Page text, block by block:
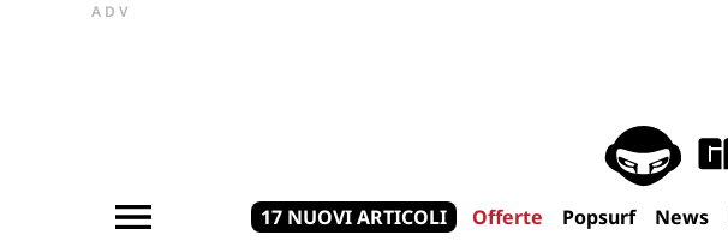
ADV
17 NUOVI ARTICOLI Offerte Popsurf News